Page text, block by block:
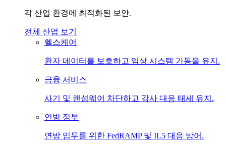
각 산업 환경에 최적화된 보안.
전체 산업 보기
헬스케어
환자 데이터를 보호하고 임상 시스템 가동을 유지.
금융 서비스
사기 및 랜섬웨어 차단하고 감사 대응 태세 유지.
연방 정부
연방 임무를 위한 FedRAMP 및 IL5 대응 방어.